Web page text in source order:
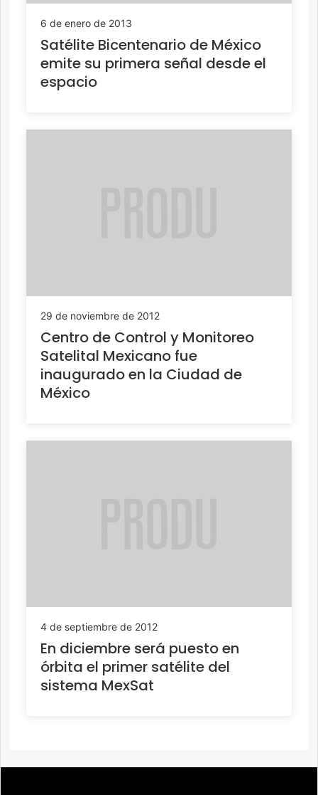
6 de enero de 2013
Satélite Bicentenario de México
emite su primera señal desde el
espacio
29 de noviembre de 2012
Centro de Control y Monitoreo
Satelital Mexicano fue
inaugurado en la Ciudad de
México
4 de septiembre de 2012
En diciembre será puesto en
órbita el primer satélite del
sistema MexSat